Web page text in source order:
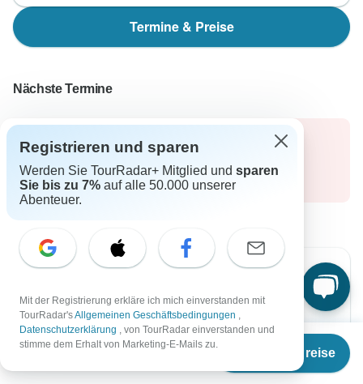
Ab€1.661
Termine & Preise
Termine & Preise
Nächste Termine
Die aktuellen Angebote gibt es nur für eine
beschränkte Zeit.
Bis12 Aug, 2026
-15%
Von Mittwoch
12 Aug, 2026
Bis Sonntag
23 Aug, 2026
Registrieren und sparen
Werden Sie TourRadar+ Mitglied und sparen
Sie bis zu 7% auf alle 50.000 unserer
Abenteuer.
Mit der Registrierung erkläre ich mich einverstanden mit
TourRadar'sAllgemeinen Geschäftsbedingungen ,
Datenschutzerklärung , von TourRadar einverstanden und
stimme dem Erhalt von Marketing-E-Mails zu.